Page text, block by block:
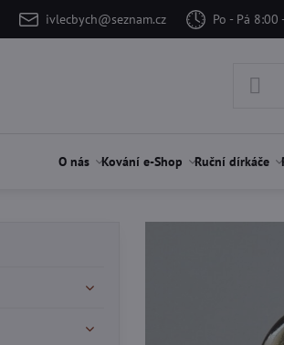
ivlecbych@seznam.cz Po - Pá 8:00
O nás Kování e-Shop Ruční dírkáče